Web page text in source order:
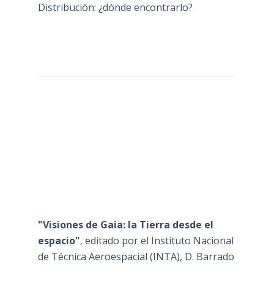
Distribución: ¿dónde encontrarlo?
"Visiones de Gaia: la Tierra desde el
espacio", editado por el Instituto Nacional
de Técnica Aeroespacial (INTA), D. Barrado